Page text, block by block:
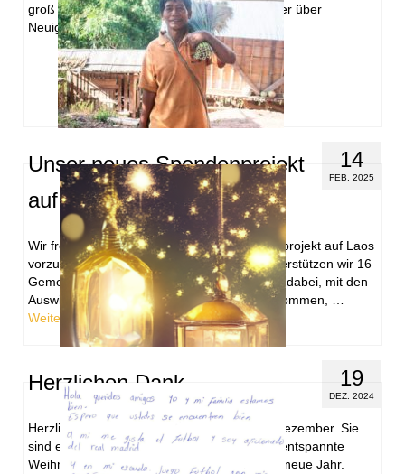
groß geworden? Wir freuen uns immer wieder über
Neuigkeiten von unseren Patenkindern.
14
FEB. 2025
Unser neues Spendenprojekt
auf Laos
Wir freuen uns, Ihnen unser neues Spendenprojekt auf Laos
vorzustellen. Mit unserem neuen Projekt unterstützen wir 16
Gemeinden in der entlegenen Region Bokeo dabei, mit den
Auswirkungen des Klimawandels zurechtzukommen, …
Weiterlesen
19
DEZ. 2024
Herzlichen Dank
Herzlichen Dank für die vielen Spenden im Dezember. Sie
sind einfach großartig. Wir wünschen Ihnen entspannte
Weihnachtstage und einen guten Rutsch ins neue Jahr.